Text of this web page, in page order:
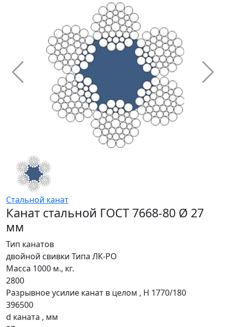
Стальной канат
Канат стальной ГОСТ 7668-80 Ø 27
мм
Тип канатов
двойной свивки Типа ЛК-РО
Масса 1000 м., кг.
2800
Разрывное усилие канат в целом , H 1770/180
396500
d каната , мм